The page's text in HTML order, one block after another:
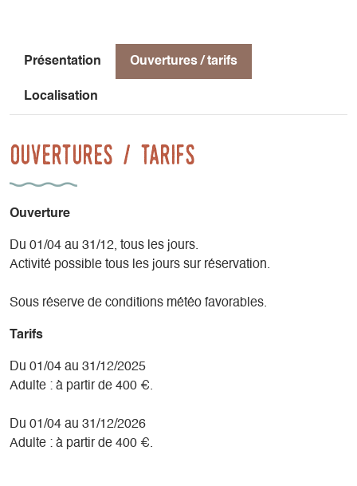
du Mont Aiguille
Présentation Ouvertures / tarifs
Localisation
Ouvertures / tarifs
Ouverture
Du 01/04 au 31/12, tous les jours.
Activité possible tous les jours sur réservation.
Sous réserve de conditions météo favorables.
Tarifs
Du 01/04 au 31/12/2025
Adulte : à partir de 400 €.
Du 01/04 au 31/12/2026
Adulte : à partir de 400 €.